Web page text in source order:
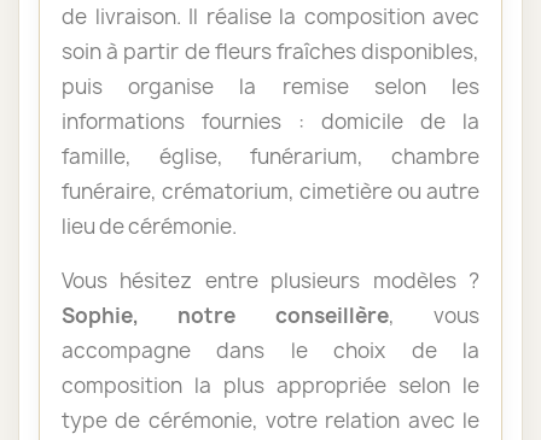
de livraison. Il réalise la composition avec
soin à partir de fleurs fraîches disponibles,
puis organise la remise selon les
informations fournies : domicile de la
famille, église, funérarium, chambre
funéraire, crématorium, cimetière ou autre
lieu de cérémonie.
Vous hésitez entre plusieurs modèles ?
Sophie, notre conseillère, vous
accompagne dans le choix de la
composition la plus appropriée selon le
type de cérémonie, votre relation avec le